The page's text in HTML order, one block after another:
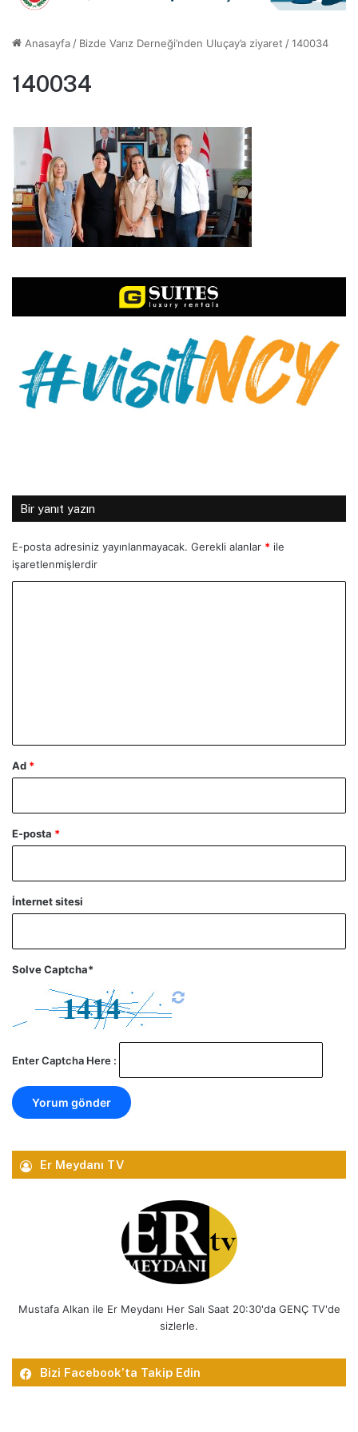
Anasayfa / Bizde Varız Derneği’nden Uluçay’a ziyaret /140034
140034
Bir yanıt yazın
E-posta adresiniz yayınlanmayacak. Gerekli alanlar * ile
işaretlenmişlerdir
Ad *
E-posta *
İnternet sitesi
Solve Captcha*
Enter Captcha Here :
Er Meydanı TV
Mustafa Alkan ile Er Meydanı Her Salı Saat 20:30'da GENÇ TV'de
sizlerle.
Bizi Facebook’ta Takip Edin